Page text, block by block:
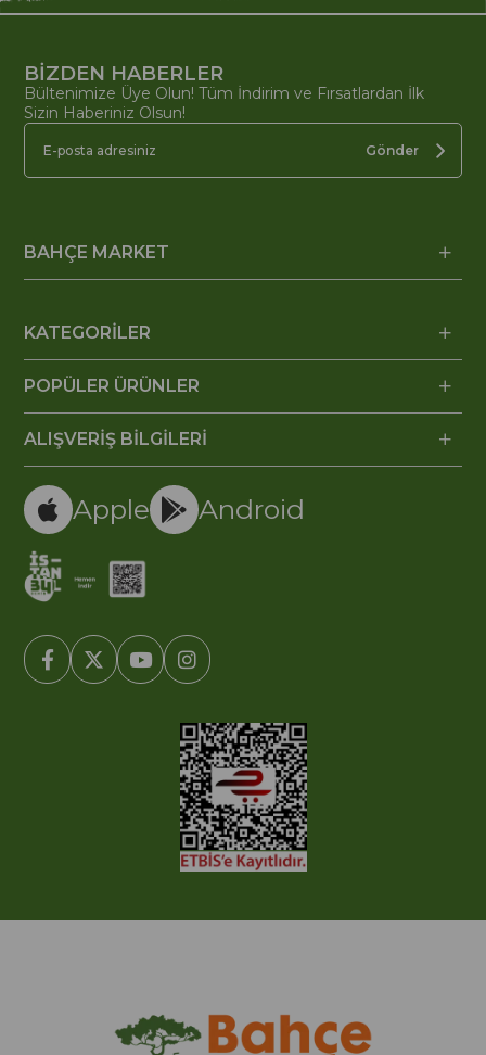
BİZDEN HABERLER
Bültenimize Üye Olun! Tüm İndirim ve Fırsatlardan İlk
Sizin Haberiniz Olsun!
Gönder
BAHÇE MARKET
KATEGORİLER
POPÜLER ÜRÜNLER
ALIŞVERİŞ BİLGİLERİ
Apple Android